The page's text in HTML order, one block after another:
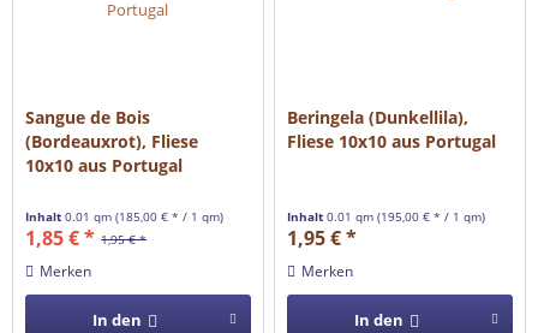
Sangue de Bois
(Bordeauxrot), Fliese
10x10 aus Portugal
Inhalt0.01 qm(185,00 € * / 1 qm)
1,95 € *
1,85 € *
Merken
In den
Beringela (Dunkellila),
Fliese 10x10 aus Portugal
Inhalt0.01 qm(195,00 € * / 1 qm)
1,95 € *
Merken
In den